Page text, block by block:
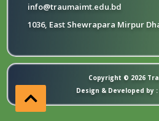
info@traumaimt.edu.bd
1036, East Shewrapara Mirpur
Copyright © 2026
Design & Developed by :